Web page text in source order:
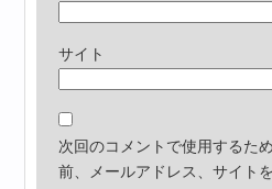
サイト
次回のコメントで使用するた
前、メールアドレス、サイト